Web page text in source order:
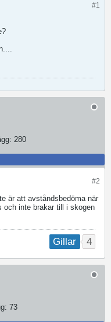
#1
280
#2
är att avståndsbedöma när
och inte brakar till i skogen
Gillar 4
73